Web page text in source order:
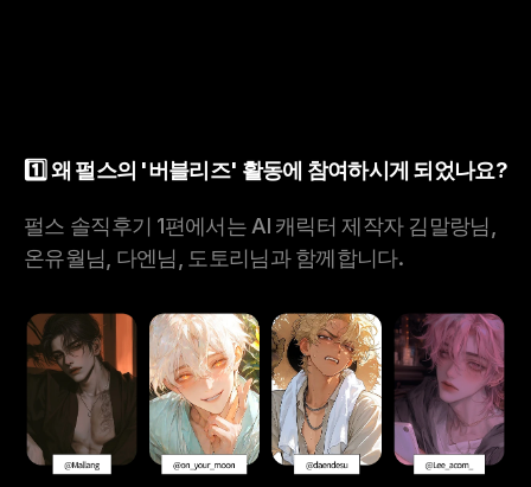
1️⃣ 왜 펄스의 '버블리즈' 활동에 참여하시게 되었나요?
펄스 솔직후기 1편에서는 AI 캐릭터 제작자 김말랑님,
온유월님, 다엔님, 도토리님과 함께합니다.